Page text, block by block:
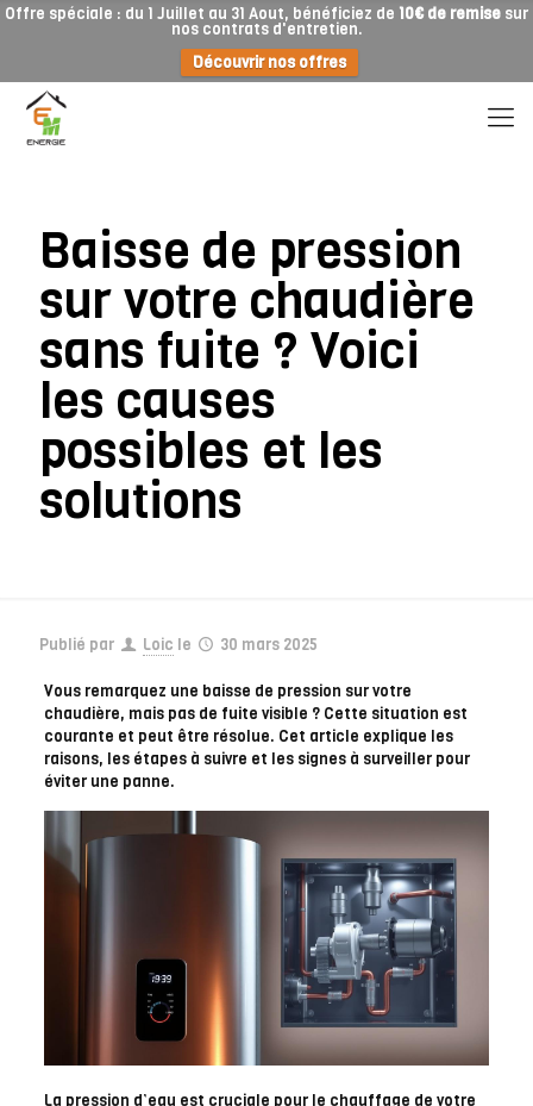
Offre spéciale : du 1 Juillet au 31 Aout, bénéficiez de 10€ de remise sur
nos contrats d'entretien.
Découvrir nos offres
Baisse de pression
sur votre chaudière
sans fuite ? Voici
les causes
possibles et les
solutions
Publié par Loic le 30 mars 2025
Vous remarquez une baisse de pression sur votre
chaudière, mais pas de fuite visible ? Cette situation est
courante et peut être résolue. Cet article explique les
raisons, les étapes à suivre et les signes à surveiller pour
éviter une panne.
La pression d’eau est cruciale pour le chauffage de votre